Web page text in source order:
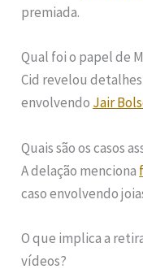
premiada.
Qual foi o papel de
Cid revelou
envolvendo Jair
Quais são os casos
A delação menciona
caso envolvendo
O que implica a
vídeos?